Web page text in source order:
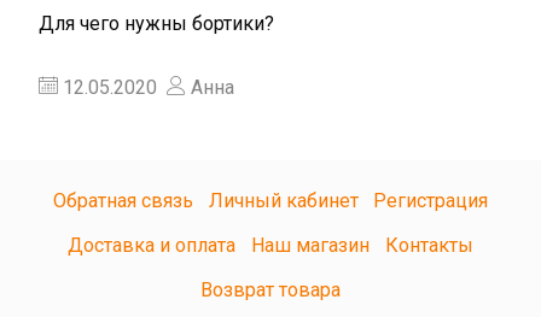
Для чего нужны бортики?
12.05.2020 Анна
Обратная связь Личный кабинет
Регистрация
Доставка и оплата
Наш магазин
Контакты
Возврат товара